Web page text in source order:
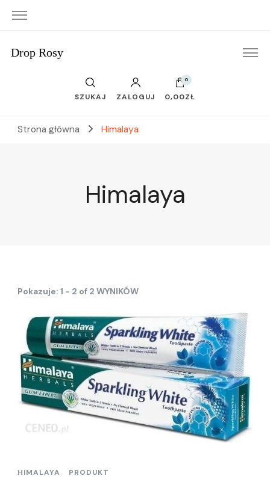
Drop Rosy
SZUKAJ ZALOGUJ
0
0,00ZŁ
Strona główna Himalaya
Himalaya
Pokazuje: 1 - 2 of 2 WYNIKÓW
HIMALAYA PRODUKT